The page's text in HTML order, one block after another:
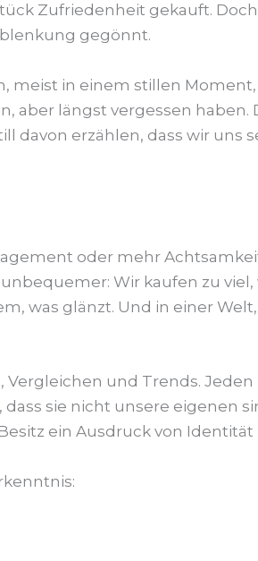
Zufriedenheit gekauft.
gegönnt.
meist in einem stillen
aber längst vergessen haben.
davon erzählen, dass wir uns
oder mehr
Wir kaufen zu viel,
was glänzt. Und in einer
und Trends. Jeden
sie nicht unsere eigenen
ein Ausdruck von Identität